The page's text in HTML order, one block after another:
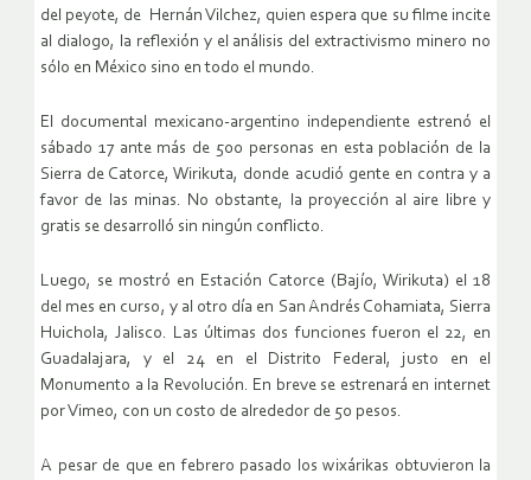
del peyote, de Hernán Vilchez, quien espera que su filme incite
al dialogo, la reflexión y el análisis del extractivismo minero no
sólo en México sino en todo el mundo.
El documental mexicano-argentino independiente estrenó el
sábado 17 ante más de 500 personas en esta población de la
Sierra de Catorce, Wirikuta, donde acudió gente en contra y a
favor de las minas. No obstante, la proyección al aire libre y
gratis se desarrolló sin ningún conflicto.
Luego, se mostró en Estación Catorce (Bajío, Wirikuta) el 18
del mes en curso, y al otro día en San Andrés Cohamiata, Sierra
Huichola, Jalisco. Las últimas dos funciones fueron el 22, en
Guadalajara, y el 24 en el Distrito Federal, justo en el
Monumento a la Revolución. En breve se estrenará en internet
por Vimeo, con un costo de alrededor de 50 pesos.
A pesar de que en febrero pasado los wixárikas obtuvieron la